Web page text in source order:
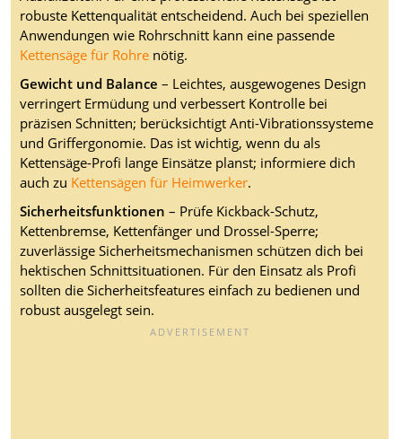
robuste Kettenqualität entscheidend. Auch bei speziellen
Anwendungen wie Rohrschnitt kann eine passende
Kettensäge für Rohre nötig.
Gewicht und Balance – Leichtes, ausgewogenes Design
verringert Ermüdung und verbessert Kontrolle bei
präzisen Schnitten; berücksichtigt Anti-Vibrationssysteme
und Griffergonomie. Das ist wichtig, wenn du als
Kettensäge-Profi lange Einsätze planst; informiere dich
auch zu Kettensägen für Heimwerker.
Sicherheitsfunktionen – Prüfe Kickback-Schutz,
Kettenbremse, Kettenfänger und Drossel-Sperre;
zuverlässige Sicherheitsmechanismen schützen dich bei
hektischen Schnittsituationen. Für den Einsatz als Profi
sollten die Sicherheitsfeatures einfach zu bedienen und
robust ausgelegt sein.